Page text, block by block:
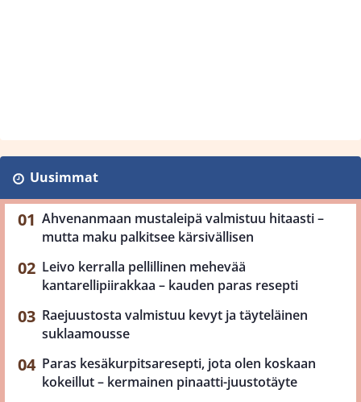
Uusimmat
Ahvenanmaan mustaleipä valmistuu hitaasti –
mutta maku palkitsee kärsivällisen
Leivo kerralla pellillinen mehevää
kantarellipiirakkaa – kauden paras resepti
Raejuustosta valmistuu kevyt ja täyteläinen
suklaamousse
Paras kesäkurpitsaresepti, jota olen koskaan
kokeillut – kermainen pinaatti-juustotäyte